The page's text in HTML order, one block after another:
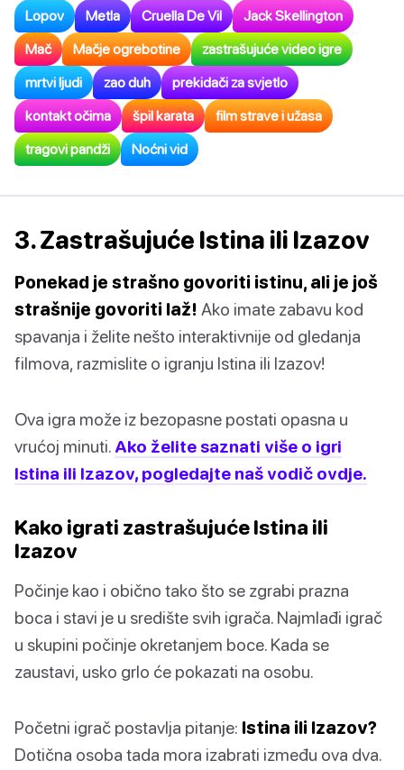
Lopov Metla Cruella De Vil Jack Skellington
Mač Mačje ogrebotine zastrašujuće video igre
mrtvi ljudi zao duh prekidači za svjetlo
kontakt očima špil karata film strave i užasa
tragovi pandži Noćni vid
3. Zastrašujuće Istina ili Izazov
Ponekad je strašno govoriti istinu, ali je još
strašnije govoriti laž! Ako imate zabavu kod
spavanja i želite nešto interaktivnije od gledanja
filmova, razmislite o igranju Istina ili Izazov!
Ova igra može iz bezopasne postati opasna u
vrućoj minuti. Ako želite saznati više o igri
Istina ili Izazov, pogledajte naš vodič ovdje.
Kako igrati zastrašujuće Istina ili
Izazov
Počinje kao i obično tako što se zgrabi prazna
boca i stavi je u središte svih igrača. Najmlađi igrač
u skupini počinje okretanjem boce. Kada se
zaustavi, usko grlo će pokazati na osobu.
Početni igrač postavlja pitanje: Istina ili Izazov?
Dotična osoba tada mora izabrati između ova dva.